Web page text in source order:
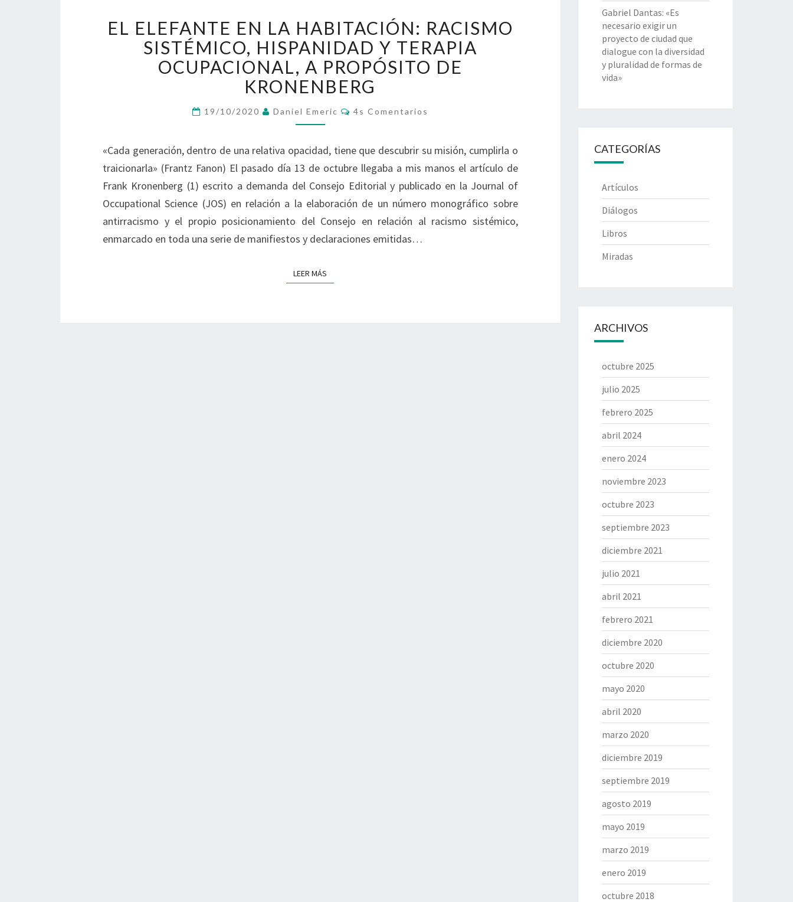
ELEFANTE
EN
LA
HABITACIÓN:
RACISMO
HISPANIDAD
TERAPIA
OCUPACIONAL,
A
PROPÓSITO
DE
KRONENBERG
EL ELEFANTE EN LA HABITACIÓN: RACISMO
SISTÉMICO, HISPANIDAD Y TERAPIA
OCUPACIONAL, A PROPÓSITO DE
KRONENBERG
19/10/2020 Daniel Emeric Comentarios
4s Comentarios
«Cada generación, dentro de una relativa opacidad, tiene que descubrir su misión, cumplirla o
traicionarla» (Frantz Fanon) El pasado día 13 de octubre llegaba a mis manos el artículo de
Frank Kronenberg (1) escrito a demanda del Consejo Editorial y publicado en la Journal of
Occupational Science (JOS) en relación a la elaboración de un número monográfico sobre
antirracismo y el propio posicionamiento del Consejo en relación al racismo sistémico,
enmarcado en toda una serie de manifiestos y declaraciones emitidas…
LEER MÁS
Gabriel Dantas: «Es
necesario exigir un
proyecto de ciudad que
dialogue con la diversidad
y pluralidad de formas de
vida»
CATEGORÍAS
Artículos
Diálogos
Libros
Miradas
ARCHIVOS
octubre 2025
julio 2025
febrero 2025
abril 2024
enero 2024
noviembre 2023
octubre 2023
septiembre 2023
diciembre 2021
julio 2021
abril 2021
febrero 2021
diciembre 2020
octubre 2020
mayo 2020
abril 2020
marzo 2020
diciembre 2019
septiembre 2019
agosto 2019
mayo 2019
marzo 2019
enero 2019
octubre 2018